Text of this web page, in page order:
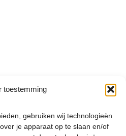
toestemming
gebruiken wij technologieën
je apparaat op te slaan en/of